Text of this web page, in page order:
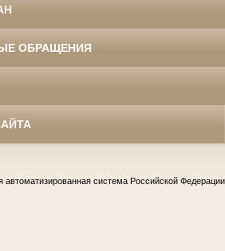
ОБРАЩЕНИЯ
автоматизированная система Российской